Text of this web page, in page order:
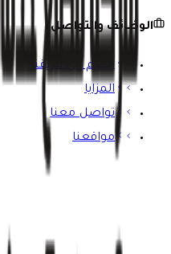
الوظائف والتواصل
انضم إلى فريقنا
المزايا
تواصل معنا
مواقعنا
اشترك في نشرتنا الإخبارية